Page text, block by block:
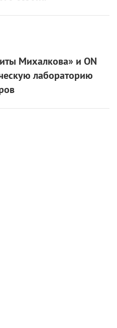
Михалкова» и ON
лабораторию